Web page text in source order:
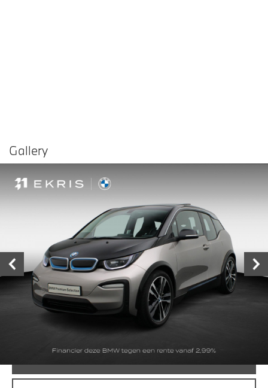
Delen Contact dealer
Prijs € 27.900,-
Maandprijs € 299,21
Offerte aanvraag
Gallery